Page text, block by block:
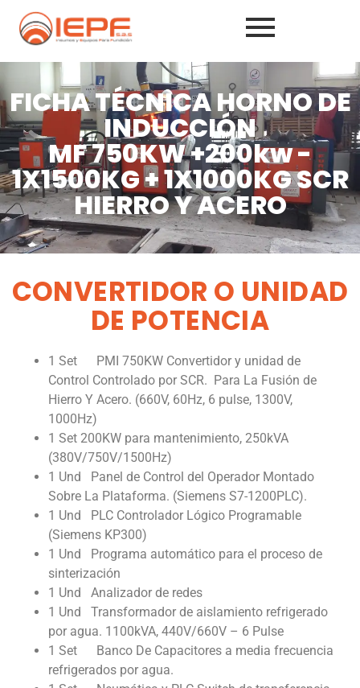
FICHA TÉCNICA HORNO DE
INDUCCIÓN
MF 750KW +200kw -
1X1500KG + 1X1000KG SCR
HIERRO Y ACERO
CONVERTIDOR O UNIDAD
DE POTENCIA
1 Set PMI 750KW Convertidor y unidad de
Control Controlado por SCR. Para La Fusión de
Hierro Y Acero. (660V, 60Hz, 6 pulse, 1300V,
1000Hz)
1 Set 200KW para mantenimiento, 250kVA
(380V/750V/1500Hz)
1 Und Panel de Control del Operador Montado
Sobre La Plataforma. (Siemens S7-1200PLC).
1 Und PLC Controlador Lógico Programable
(Siemens KP300)
1 Und Programa automático para el proceso de
sinterización
1 Und Analizador de redes
1 Und Transformador de aislamiento refrigerado
por agua. 1100kVA, 440V/660V – 6 Pulse
1 Set Banco De Capacitores a media frecuencia
refrigerados por agua.